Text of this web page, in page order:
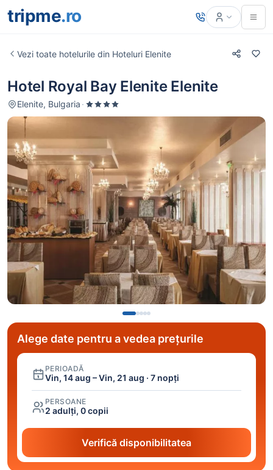
tripme.ro
Alege date pentru a vedea prețurile
PERIOADĂ
Vin, 14 aug – Vin, 21 aug · 7 nopți
PERSOANE
2 adulți, 0 copii
Verifică disponibilitatea
Vezi toate hotelurile din Hoteluri Elenite
Hotel Royal Bay Elenite Elenite
Elenite, Bulgaria ·